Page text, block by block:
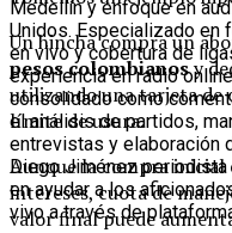
Medellín y enfoque en
Unidos. Especializado en
en vivo y cobertura de
experiencia en radio
consolidado como
el análisis de partidos,
entrevistas y elaboración
Diego Jiménez
en ayudar a los
vivo a través de
Un hincha compra un
pesos colombianosy
utilizando una tarjeta de
límite de usura.
Aunque la compra inicial
intereses, cuota de
valor final puede